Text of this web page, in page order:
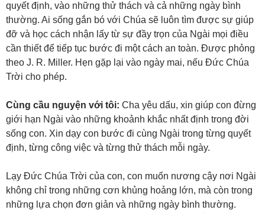
quyết định, vào những thử thách và cả những ngày bình
thường. Ai sống gắn bó với Chúa sẽ luôn tìm được sự giúp
đỡ và học cách nhận lấy từ sự đầy trọn của Ngài mọi điều
cần thiết để tiếp tục bước đi một cách an toàn. Được phỏng
theo J. R. Miller. Hẹn gặp lại vào ngày mai, nếu Đức Chúa
Trời cho phép.
Cùng cầu nguyện với tôi: Cha yêu dấu, xin giúp con đừng
giới hạn Ngài vào những khoảnh khắc nhất định trong đời
sống con. Xin dạy con bước đi cùng Ngài trong từng quyết
định, từng công việc và từng thử thách mỗi ngày.
Lạy Đức Chúa Trời của con, con muốn nương cậy nơi Ngài
không chỉ trong những cơn khủng hoảng lớn, mà còn trong
những lựa chọn đơn giản và những ngày bình thường.